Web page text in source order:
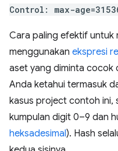
Control: max-
Cara paling efektif untuk
menggunakan ekspresi
aset yang diminta cocok
Anda ketahui termasuk
kasus project contoh ini,
kumpulan digit 0–9 dan
heksadesimal). Hash